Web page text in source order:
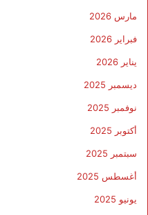
مارس 2026
فبراير 2026
يناير 2026
ديسمبر 2025
نوفمبر 2025
أكتوبر 2025
سبتمبر 2025
أغسطس 2025
يونيو 2025